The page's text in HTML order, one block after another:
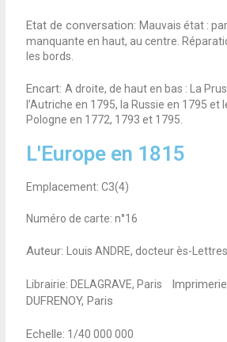
Etat de conversation: Mauvais état :
manquante en haut, au centre.
les bords.
Encart: A droite, de haut en bas : La
l’Autriche en 1795, la Russie en 1795 et
Pologne en 1772, 1793 et 1795.
L'Europe en 1815
Emplacement: C3(4)
Numéro de carte: n°16
Auteur: Louis ANDRE, docteur ès-Lettres.
Librairie: DELAGRAVE, Paris
DUFRENOY, Paris
Echelle: 1/40 000 000